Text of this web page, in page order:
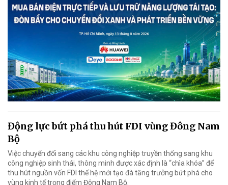
Động lực bứt phá thu hút FDI vùng Đông Nam
Bộ
Việc chuyển đổi sang các khu công nghiệp truyền thống sang khu
công nghiệp sinh thái, thông minh được xác định là “chìa khóa” để
thu hút nguồn vốn FDI thế hệ mới tạo đà tăng trưởng bứt phá cho
vùng kinh tế trọng điểm Đông Nam Bộ.